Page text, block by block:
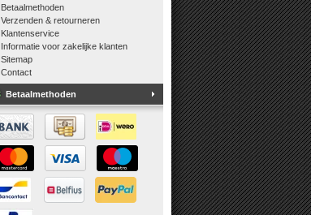
Betaalmethoden
Verzenden & retourneren
Klantenservice
Informatie voor zakelijke klanten
Sitemap
Contact
Betaalmethoden